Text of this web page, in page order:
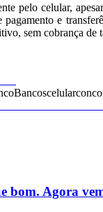
pelo celular,
pagamento e
sem cobrança
Bancoscelular
bom. Agora